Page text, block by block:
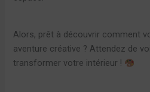
Alors, prêt à découvrir comment
aventure créative ? Attendez de
transformer votre intérieur !